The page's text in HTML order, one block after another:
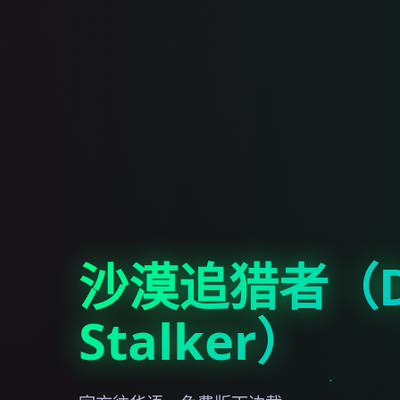
沙漠追猎者
Stalker）